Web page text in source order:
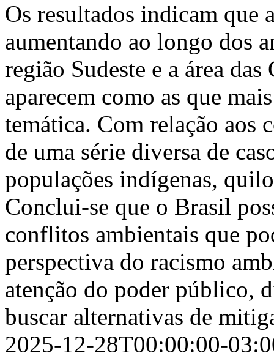
Os resultados indicam que
aumentando ao longo dos
região Sudeste e a área
aparecem como as que
temática. Com relação aos
de uma série diversa de
populações indígenas,
Conclui-se que o Brasil
conflitos ambientais que
perspectiva do racismo
atenção do poder público,
buscar alternativas de
2025-12-28T00:00:00-